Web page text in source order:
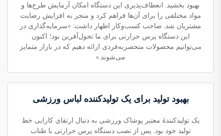
بهبود بخشید. انعطاف‌پذیری این دستگاه امکان آزمایش طرح‌ها و
مواد مختلفی را برای آن‌ها فراهم کرد و منجر به افزایش رضایت
مشتریان شد. صاحب کسب‌وکار اظهار داشت: «سرمایه‌گذاری در
این دستگاه پرس حرارتی برای ما تحول‌آفرین بود؛ اکنون
می‌توانیم محصولات منحصربه‌فردی ارائه دهیم که در بازار متمایز
می‌شوند.»
بهبود تولید برای یک تولیدکننده لباس ورزشی
یک تولیدکنندهٔ معتبر پوشاک ورزشی به دنبال ارتقای کارایی خط
تولید خود بود. پس از نصب دستگاه پرس حرارتی با طناب